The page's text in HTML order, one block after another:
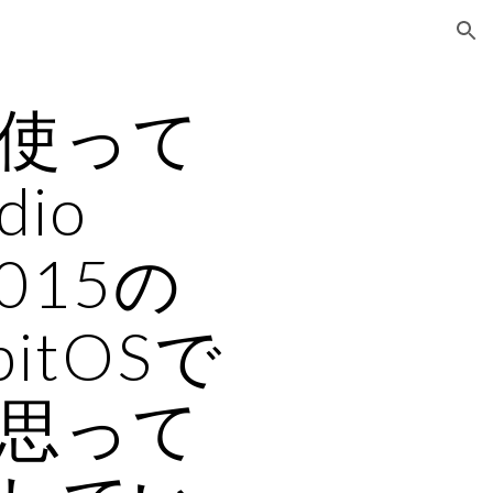
って
の
で
って